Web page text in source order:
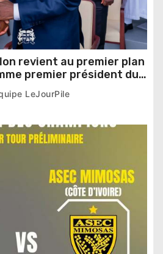
revient au premier plan
premier président du
LeJourPile